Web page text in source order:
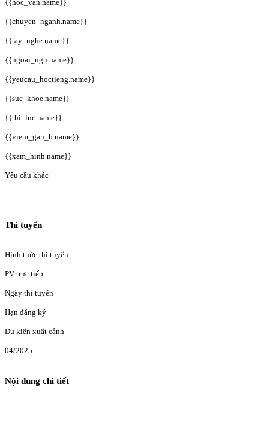
{{hoc_van.name}}
{{chuyen_nganh.name}}
{{tay_nghe.name}}
{{ngoai_ngu.name}}
{{yeucau_hoctieng.name}}
{{suc_khoe.name}}
{{thi_luc.name}}
{{viem_gan_b.name}}
{{xam_hinh.name}}
Yêu cầu khác
Thi tuyển
Hình thức thi tuyển
PV trực tiếp
Ngày thi tuyển
Hạn đăng ký
Dự kiến xuất cảnh
04/2025
Nội dung chi tiết